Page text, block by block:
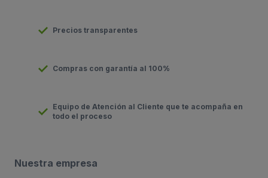
Precios transparentes
Compras con garantía al 100%
Equipo de Atención al Cliente que te acompaña en
todo el proceso
Nuestra empresa